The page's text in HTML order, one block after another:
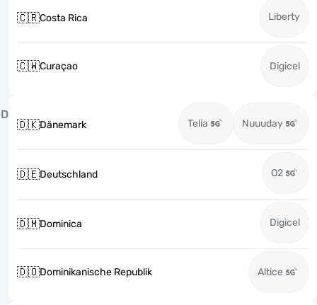
🇨🇷Costa Rica Liberty
🇨🇼Curaçao Digicel
D
🇩🇰Dänemark Telia Nuuuday
🇩🇪Deutschland O2
🇩🇲Dominica Digicel
🇩🇴Dominikanische Republik Altice